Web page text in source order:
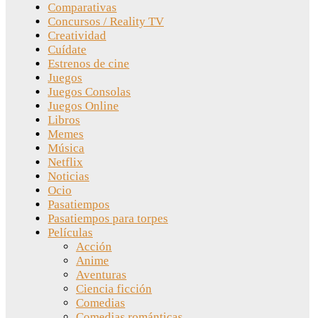
Comparativas
Concursos / Reality TV
Creatividad
Cuídate
Estrenos de cine
Juegos
Juegos Consolas
Juegos Online
Libros
Memes
Música
Netflix
Noticias
Ocio
Pasatiempos
Pasatiempos para torpes
Películas
Acción
Anime
Aventuras
Ciencia ficción
Comedias